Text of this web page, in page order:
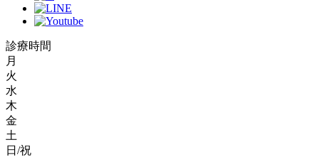
診療時間
月
火
水
木
金
土
日/祝